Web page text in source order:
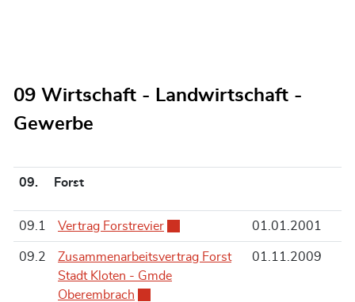
09 Wirtschaft - Landwirtschaft -
Gewerbe
09. Forst
09.1 Vertrag Forstrevier Externer Link wird in einem
01.01.2001
09.2
Zusammenarbeitsvertrag Forst
Stadt Kloten - Gmde
Oberembrach
01.11.2009